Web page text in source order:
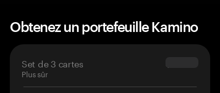
Obtenez un portefeuille Kamino
Set de 3 cartes
Plus sûr
$69.90